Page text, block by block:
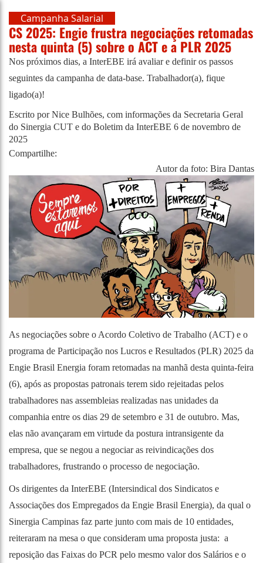
Campanha Salarial
CS 2025: Engie frustra negociações retomadas
nesta quinta (5) sobre o ACT e a PLR 2025
Nos próximos dias, a InterEBE irá avaliar e definir os passos
seguintes da campanha de data-base. Trabalhador(a), fique
ligado(a)!
Escrito por Nice Bulhões, com informações da Secretaria Geral
do Sinergia CUT e do Boletim da InterEBE 6 de novembro de
2025
Compartilhe:
Autor da foto: Bira Dantas
As negociações sobre o Acordo Coletivo de Trabalho (ACT) e o
programa de Participação nos Lucros e Resultados (PLR) 2025 da
Engie Brasil Energia foram retomadas na manhã desta quinta-feira
(6), após as propostas patronais terem sido rejeitadas pelos
trabalhadores nas assembleias realizadas nas unidades da
companhia entre os dias 29 de setembro e 31 de outubro. Mas,
elas não avançaram em virtude da postura intransigente da
empresa, que se negou a negociar as reivindicações dos
trabalhadores, frustrando o processo de negociação.
Os dirigentes da InterEBE (Intersindical dos Sindicatos e
Associações dos Empregados da Engie Brasil Energia), da qual o
Sinergia Campinas faz parte junto com mais de 10 entidades,
reiteraram na mesa o que consideram uma proposta justa: a
reposição das Faixas do PCR pelo mesmo valor dos Salários e o